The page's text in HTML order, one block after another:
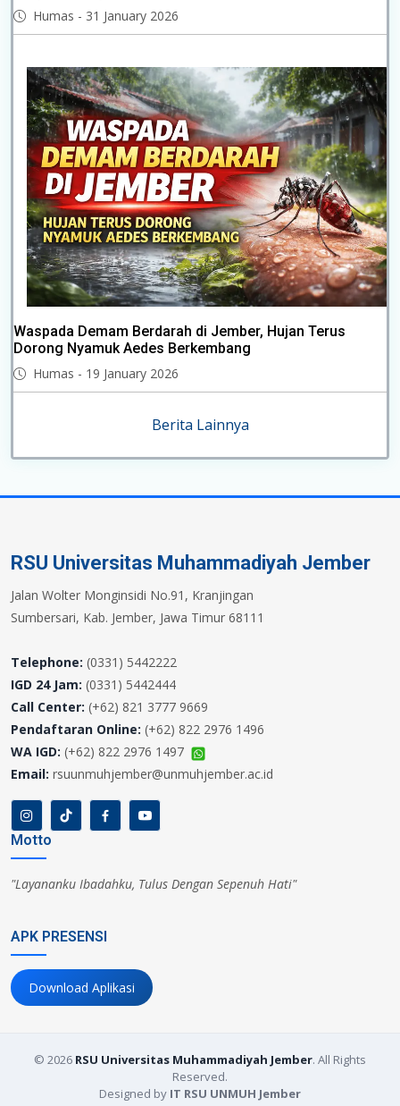
Humas - 31 January 2026
Waspada Demam Berdarah di Jember, Hujan Terus
Dorong Nyamuk Aedes Berkembang
Humas - 19 January 2026
Berita Lainnya
RSU Universitas Muhammadiyah Jember
Jalan Wolter Monginsidi No.91, Kranjingan
Sumbersari, Kab. Jember, Jawa Timur 68111
Telephone: (0331) 5442222
IGD 24 Jam: (0331) 5442444
Call Center: (+62) 821 3777 9669
Pendaftaran Online: (+62) 822 2976 1496
WA IGD: (+62) 822 2976 1497
Email: rsuunmuhjember@unmuhjember.ac.id
Motto
"Layananku Ibadahku, Tulus Dengan Sepenuh Hati"
APK PRESENSI
Download Aplikasi
© 2026 RSU Universitas Muhammadiyah Jember. All Rights
Reserved.
Designed by IT RSU UNMUH Jember